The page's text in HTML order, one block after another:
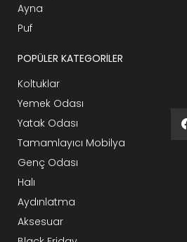
Ayna
Puf
POPÜLER KATEGORİLER
Koltuklar
Yemek Odası
Yatak Odası
Tamamlayıcı Mobilya
Genç Odası
Halı
Aydınlatma
Aksesuar